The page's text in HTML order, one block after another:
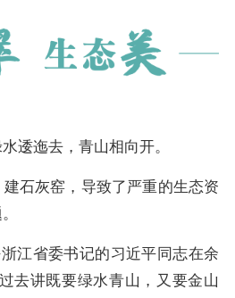
逶迤去，青山相向开。
石灰窑，导致了严重的生态资
江省委书记的习近平同志在余
去讲既要绿水青山，又要金山